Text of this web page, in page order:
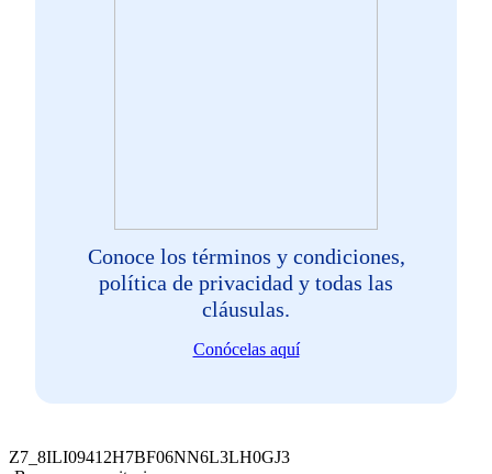
Conoce los términos y condiciones,
política de privacidad y todas las
cláusulas.
Conócelas aquí
Z7_8ILI09412H7BF06NN6L3LH0GJ3